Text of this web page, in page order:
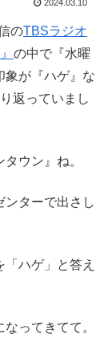
2024.03.10
のTBSラジオ
の中で『水曜
象が『ハゲ』な
返っていまし
ウン』ね。
ンターで出さし
「ハゲ」と答え
ってきてて。